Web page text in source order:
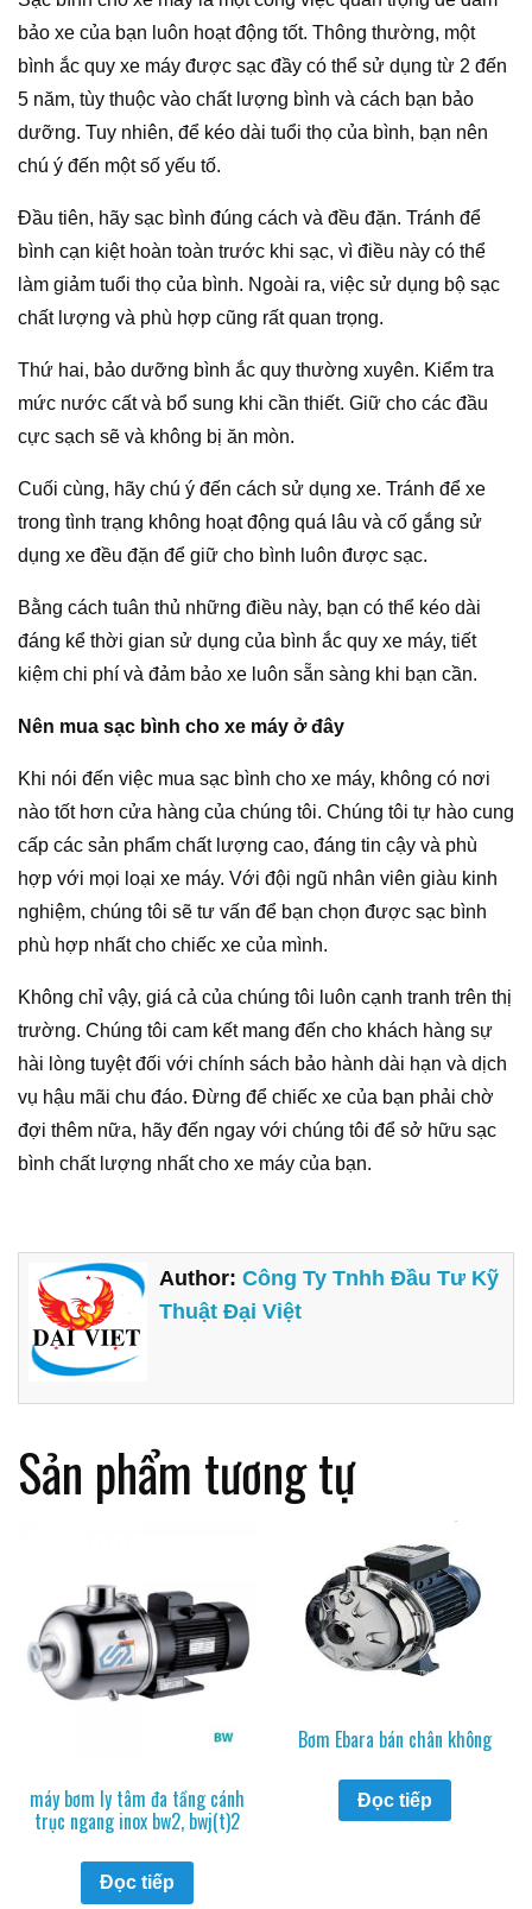
bảo xe của bạn luôn hoạt động tốt. Thông thường, một
bình ắc quy xe máy được sạc đầy có thể sử dụng từ 2 đến
5 năm, tùy thuộc vào chất lượng bình và cách bạn bảo
dưỡng. Tuy nhiên, để kéo dài tuổi thọ của bình, bạn nên
chú ý đến một số yếu tố.
Đầu tiên, hãy sạc bình đúng cách và đều đặn. Tránh để
bình cạn kiệt hoàn toàn trước khi sạc, vì điều này có thể
làm giảm tuổi thọ của bình. Ngoài ra, việc sử dụng bộ sạc
chất lượng và phù hợp cũng rất quan trọng.
Thứ hai, bảo dưỡng bình ắc quy thường xuyên. Kiểm tra
mức nước cất và bổ sung khi cần thiết. Giữ cho các đầu
cực sạch sẽ và không bị ăn mòn.
Cuối cùng, hãy chú ý đến cách sử dụng xe. Tránh để xe
trong tình trạng không hoạt động quá lâu và cố gắng sử
dụng xe đều đặn để giữ cho bình luôn được sạc.
Bằng cách tuân thủ những điều này, bạn có thể kéo dài
đáng kể thời gian sử dụng của bình ắc quy xe máy, tiết
kiệm chi phí và đảm bảo xe luôn sẵn sàng khi bạn cần.
Nên mua sạc bình cho xe máy ở đây
Khi nói đến việc mua sạc bình cho xe máy, không có nơi
nào tốt hơn cửa hàng của chúng tôi. Chúng tôi tự hào cung
cấp các sản phẩm chất lượng cao, đáng tin cậy và phù
hợp với mọi loại xe máy. Với đội ngũ nhân viên giàu kinh
nghiệm, chúng tôi sẽ tư vấn để bạn chọn được sạc bình
phù hợp nhất cho chiếc xe của mình.
Không chỉ vậy, giá cả của chúng tôi luôn cạnh tranh trên thị
trường. Chúng tôi cam kết mang đến cho khách hàng sự
hài lòng tuyệt đối với chính sách bảo hành dài hạn và dịch
vụ hậu mãi chu đáo. Đừng để chiếc xe của bạn phải chờ
đợi thêm nữa, hãy đến ngay với chúng tôi để sở hữu sạc
bình chất lượng nhất cho xe máy của bạn.
Author:Công Ty Tnhh Đầu Tư Kỹ
Thuật Đại Việt
Sản phẩm tương tự
máy bơm ly tâm đa tầng cánh
trục ngang inox bw2, bwj(t)2
Đọc tiếp
Bơm Ebara bán chân không
Đọc tiếp